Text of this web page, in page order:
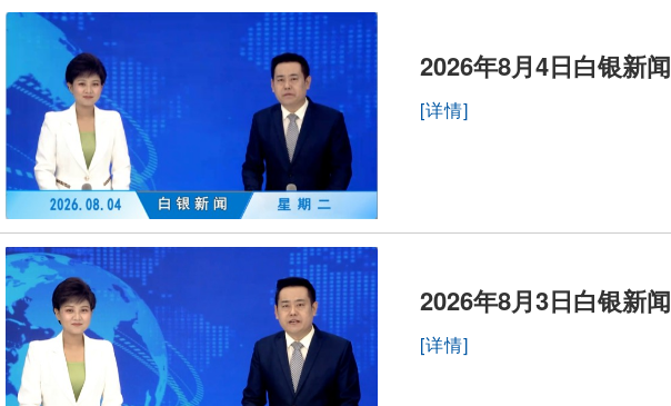
2026年8月4日白银新闻
[详情]
2026年8月3日白银新闻
[详情]